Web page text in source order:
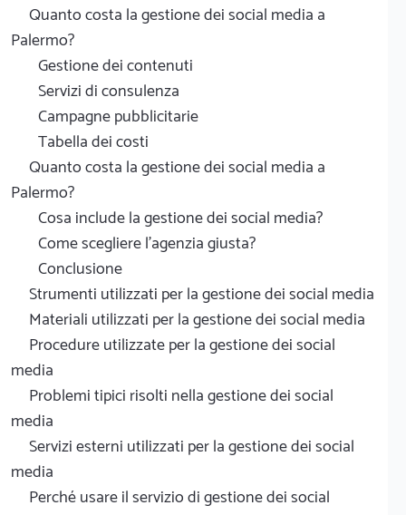
Quanto costa la gestione dei social media a
Palermo?
Gestione dei contenuti
Servizi di consulenza
Campagne pubblicitarie
Tabella dei costi
Quanto costa la gestione dei social media a
Palermo?
Cosa include la gestione dei social media?
Come scegliere l'agenzia giusta?
Conclusione
Strumenti utilizzati per la gestione dei social media
Materiali utilizzati per la gestione dei social media
Procedure utilizzate per la gestione dei social
media
Problemi tipici risolti nella gestione dei social
media
Servizi esterni utilizzati per la gestione dei social
media
Perché usare il servizio di gestione dei social